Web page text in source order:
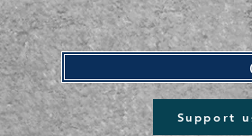
Support